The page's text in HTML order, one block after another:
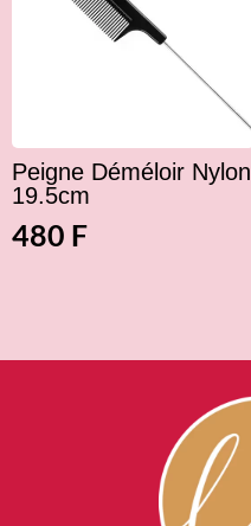
Peigne Déméloir Nylon
19.5cm
480 F